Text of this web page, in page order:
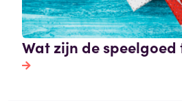
Wat zijn de speelgoed